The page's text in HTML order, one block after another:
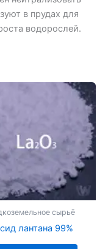
в прудах для
водорослей.
сырьё
лантана 99%